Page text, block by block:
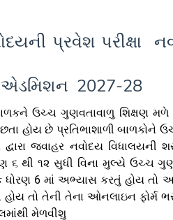
પ્રવેશ પરીક્ષા
એડમિશન 2027-28
બાળકને ઉચ્ચ ગુણવતાવાળુ શિક્ષણ
હોય છે પ્રતિભાશાળી બાળકોને
દ્વારા જવાહર નવોદય
૬ થી ૧૨ સુધી વિના મુલ્યે ઉચ્ચ
6 માં અભ્યાસ કરતું હોય તો
હોય તો તેની તેના ઓનલાઇન ફોર્મ
મેળવીશુ